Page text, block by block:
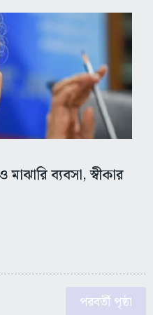
মাঝারি ব্যবসা, স্বীকার
পরবর্তী পৃষ্ঠা